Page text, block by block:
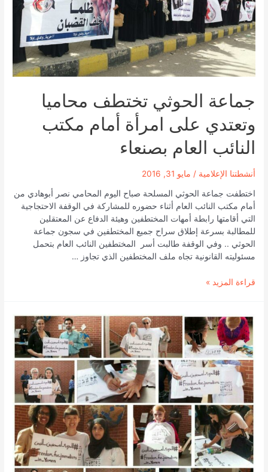
السياسيين
والمخفيين
قسراً
جماعة الحوثي تختطف محاميا
وتعتدي على امرأة أمام مكتب
النائب العام بصنعاء
أنشطتنا الإعلامية / مايو 31, 2016
اختطفت جماعة الحوثي المسلحة صباح اليوم المحامي نصر أبوهادي من
أمام مكتب النائب العام أثناء حضوره للمشاركة في الوقفة الاحتجاجية
التي أقامتها رابطة أمهات المختطفين وهيئة الدفاع عن المعتقلين
للمطالبة بسرعة إطلاق سراح جميع المختطفين في سجون جماعة
الحوثي .. وفي الوقفة طالبت أسر المختطفين النائب العام بتحمل
مسئوليته القانونية تجاه ملف المختطفين الذي تجاوز …
جماعة
محاميا
وتعتدي
على
امرأة
أمام
مكتب
النائب
العام
بصنعاء
قراءة المزيد »